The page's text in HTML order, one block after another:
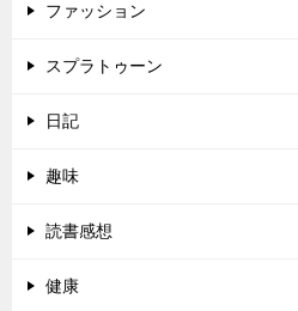
ファッション
スプラトゥーン
日記
趣味
読書感想
健康